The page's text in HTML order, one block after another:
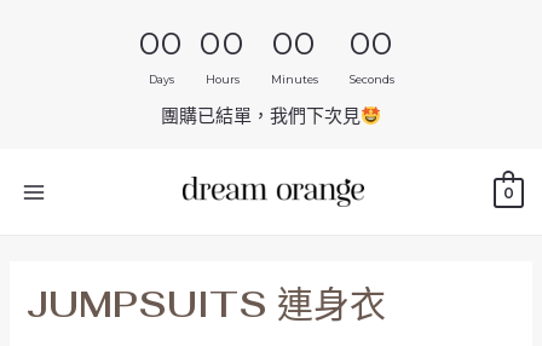
00
Days
00
Hours
00
Minutes
00
Seconds
團購已結單，我們下次見
0
JUMPSUITS 連身衣